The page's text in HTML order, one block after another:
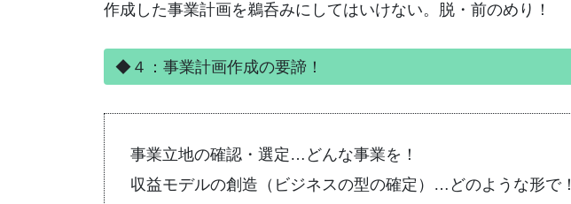
作成した事業計画を鵜呑みにしてはいけない。脱・前のめり！
◆４：事業計画作成の要諦！
事業立地の確認・選定…どんな事業を！
収益モデルの創造（ビジネスの型の確定）…どのような形で！